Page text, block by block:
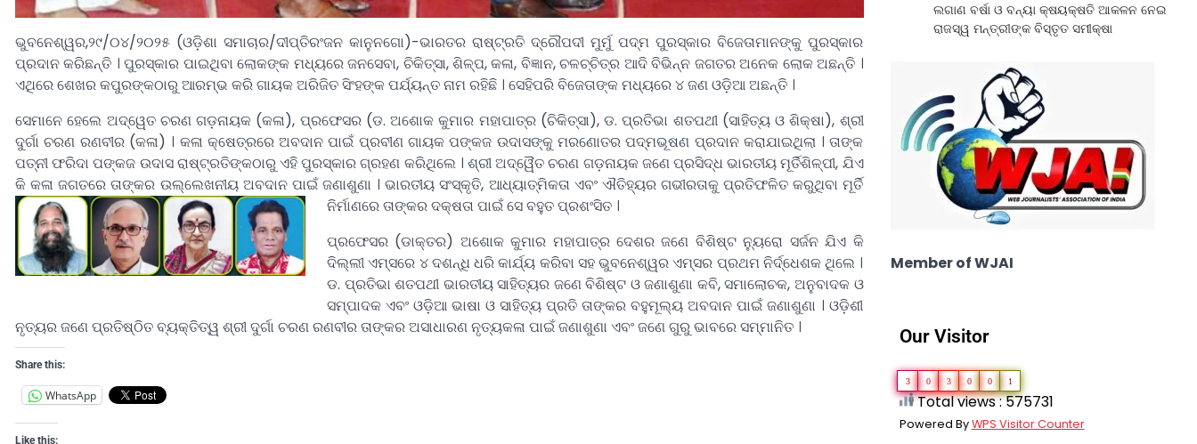
ଭୁବନେଶ୍ୱର,୨୯/୦୪/୨୦୨୫ (ଓଡ଼ିଶା ସମାଚାର/ଦୀପ୍ତିରଂଜନ କାନୁନଗୋ)-ଭାରତର ରାଷ୍ଟ୍ରତି ଦ୍ରୌପଦୀ ମୁର୍ମୁ ପଦ୍ମ ପୁରସ୍କାର ବିଜେତାମାନଙ୍କୁ ପୁରସ୍କାର
ପ୍ରଦାନ କରିଛନ୍ତି । ପୁରସ୍କାର ପାଇଥିବା ଲୋକଙ୍କ ମଧ୍ୟରେ ଜନସେବା, ଚିକିତ୍ସା, ଶିଳ୍ପ, କଳା, ବିଜ୍ଞାନ, ଚଳଚ୍ଚିତ୍ର ଆଦି ବିଭିନ୍ନ ଜଗତର ଅନେକ ଲୋକ ଅଛନ୍ତି ।
ଏଥିରେ ଶେଖର କପୁରଙ୍କଠାରୁ ଆରମ୍ଭ କରି ଗାୟକ ଅରିଜିତ ସିଂହଙ୍କ ପର୍ଯ୍ୟନ୍ତ ନାମ ରହିଛି । ସେହିପରି ବିଜେତାଙ୍କ ମଧ୍ୟରେ ୪ ଜଣ ଓଡ଼ିଆ ଅଛନ୍ତି ।
ସେମାନେ ହେଲେ ଅଦ୍ୱେତ ଚରଣ ଗଡ଼ନାୟକ (କଳା), ପ୍ରଫେସର (ଡ. ଅଶୋକ କୁମାର ମହାପାତ୍ର (ଚିକିତ୍ସା), ଡ. ପ୍ରତିଭା ଶତପଥୀ (ସାହିତ୍ୟ ଓ ଶିକ୍ଷା), ଶ୍ରୀ
ଦୁର୍ଗା ଚରଣ ରଣବୀର (କଳା) । କଳା କ୍ଷେତ୍ରରେ ଅବଦାନ ପାଇଁ ପ୍ରବୀଣ ଗାୟକ ପଙ୍କଜ ଉଦାସଙ୍କୁ ମରଣୋତର ପଦ୍ମଭୂଷଣ ପ୍ରଦାନ କରାଯାଇଥିଲା । ତାଙ୍କ
ପତ୍ନୀ ଫରିଦା ପଙ୍କଜ ଉଦାସ ରାଷ୍ଟ୍ରତିଙ୍କଠାରୁ ଏହି ପୁରସ୍କାର ଗ୍ରହଣ କରିଥିଲେ । ଶ୍ରୀ ଅଦ୍ୱୈତ ଚରଣ ଗଡ଼ନାୟକ ଜଣେ ପ୍ରସିଦ୍ଧ ଭାରତୀୟ ମୂର୍ତିଶିଳ୍ପୀ, ଯିଏ
କି କଳା ଜଗତରେ ତାଙ୍କର ଉଲ୍ଲେଖନୀୟ ଅବଦାନ ପାଇଁ ଜଣାଶୁଣା । ଭାରତୀୟ ସଂସ୍କୃତି, ଆଧ୍ୟାତ୍ମିକତା ଏବଂ ଐତିହ୍ୟର ଗଭୀରତାକୁ ପ୍ରତିଫଳିତ କରୁଥିବା ମୂର୍ତି
ନିର୍ମାଣରେ ତାଙ୍କର ଦକ୍ଷତା ପାଇଁ ସେ ବହୁତ ପ୍ରଶଂସିତ ।
ପ୍ରଫେସର (ଡାକ୍ତର) ଅଶୋକ କୁମାର ମହାପାତ୍ର ଦେଶର ଜଣେ ବିଶିଷ୍ଟ ନ୍ୟୁରୋ ସର୍ଜନ ଯିଏ କି
ଦିଲ୍ଲୀ ଏମ୍ସରେ ୪ ଦଶନ୍ଧି ଧରି କାର୍ଯ୍ୟ କରିବା ସହ ଭୁବନେଶ୍ୱର ଏମ୍ସର ପ୍ରଥମ ନିର୍ଦ୍ଧେଶକ ଥିଲେ ।
ଡ. ପ୍ରତିଭା ଶତପଥୀ ଭାରତୀୟ ସାହିତ୍ୟର ଜଣେ ବିଶିଷ୍ଟ ଓ ଜଣାଶୁଣା କବି, ସମାଲୋଚକ, ଅନୁବାଦକ ଓ
ସମ୍ପାଦକ ଏବଂ ଓଡ଼ିଆ ଭାଷା ଓ ସାହିତ୍ୟ ପ୍ରତି ତାଙ୍କର ବହୁମୂଲ୍ୟ ଅବଦାନ ପାଇଁ ଜଣାଶୁଣା । ଓଡ଼ିଶୀ
ନୃତ୍ୟର ଜଣେ ପ୍ରତିଷ୍ଠିତ ବ୍ୟକ୍ତିତ୍ୱ ଶ୍ରୀ ଦୁର୍ଗା ଚରଣ ରଣବୀର ତାଙ୍କର ଅସାଧାରଣ ନୃତ୍ୟକଳା ପାଇଁ ଜଣାଶୁଣା ଏବଂ ଜଣେ ଗୁରୁ ଭାବରେ ସମ୍ମାନିତ ।
Share this:
WhatsApp
Like this:
ଲଗାଣ ବର୍ଷା ଓ ବନ୍ୟା କ୍ଷୟକ୍ଷତି ଆକଳନ ନେଇ
ରାଜସ୍ୱ ମନ୍ତ୍ରୀଙ୍କ ବିସ୍ତୃତ ସମୀକ୍ଷା
Member of WJAI
Our Visitor
3 0 3 0 0 1
Total views : 575731
Powered ByWPS Visitor Counter